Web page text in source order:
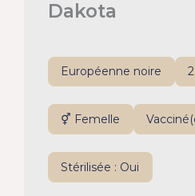
Dakota
Européenne noire
⚥ Femelle
Stérilisée : Oui